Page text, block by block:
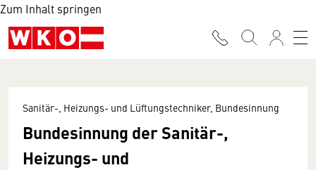
Zum Inhalt springen
Sanitär-, Heizungs- und Lüftungstechniker, Bundesinnung
Bundesinnung der Sanitär-,
Heizungs- und